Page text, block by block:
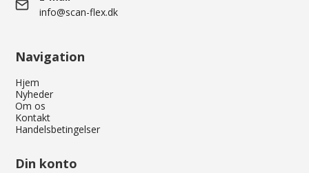
info@scan-flex.dk
Navigation
Hjem
Nyheder
Om os
Kontakt
Handelsbetingelser
Din konto